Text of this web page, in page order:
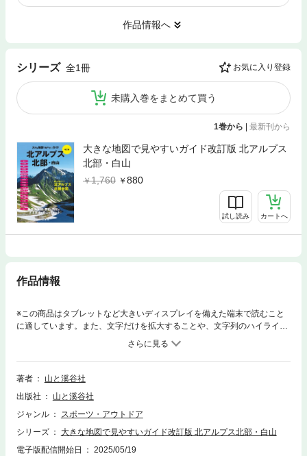
作品情報へ
シリーズ 全1冊 お気に入り登録
未購入巻をまとめて買う
1巻から | 最新刊から
大きな地図で見やすいガイド改訂版 北アルプス
北部・白山
1,760
880
試し読み カートへ
作品情報
※この商品はタブレットなど大きいディスプレイを備えた端末で読むこと
に適しています。また、文字だけを拡大することや、文字列のハイライ
ト、検索、辞書の参照、引用などの機能が使用できません。※電子版に綴
じ込みマップはつきません詳細なコース解説と豊富な写真で、北アルプス
北部・白山の登山コースをしっかり紹介します。大きな地図には山岳カメ
ラマンや山岳ライターが実際に歩いて集めた情報がぎっしり。お花畑の絶
ースには、難易度、登山適期、高山植物や紅葉の時期、コースタイム、歩
行距離をわかりやすく掲載しているのでコース選びにも最適。■内容立山
根）、白山、薬師岳、雲ノ平、高天原、雲ノ平・黒部五郎岳、白馬三山、
白馬岳、朝日岳・白馬岳、風吹大池、唐松岳、唐松岳・五竜岳、爺ヶ岳、
著者
山と溪谷社
出版社
山と溪谷社
ジャンル
スポーツ・アウトドア
シリーズ
大きな地図で見やすいガイド改訂版 北アルプス北部・白山
電子版配信開始日
2025/05/19